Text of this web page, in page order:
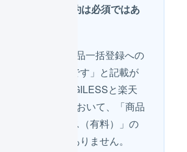
料）」の契約は必須ではあ
「※ご利用には商品一括登録への
お申込みが必要です」と記載が
ありますが、LOGILESSと楽天
市場のAPI連携において、「商品
一括登録サービス（有料）」の
契約は必須ではありません。